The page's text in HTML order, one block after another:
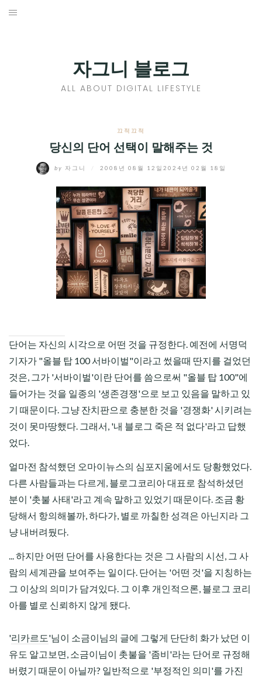
Skip
자그니 블로그
ALL ABOUT DIGITAL LIFESTYLE
끄적끄적
당신의 단어 선택이 말해주는 것
by 자그니 2008년 08월 12일 2024년 02월 18일
단어는 자신의 시각으로 어떤 것을 규정한다. 예전에 서명덕
기자가 "올블 탑 100 서바이벌"이라고 썼을때 딴지를 걸었던
것은, 그가 '서바이벌'이란 단어를 씀으로써 "올블 탑 100"에
들어가는 것을 일종의 '생존경쟁'으로 보고 있음을 말하고 있
기 때문이다. 그냥 잔치판으로 충분한 것을 '경쟁화' 시키려는
것이 못마땅했다. 그래서, '내 블로그 죽은 적 없다'라고 답했
었다.
얼마전 참석했던 오마이뉴스의 심포지움에서도 당황했었다.
다른 사람들과는 다르게, 블로그코리아 대표로 참석하셨던
분이 '촛불 사태'라고 계속 말하고 있었기 때문이다. 조금 황
당해서 항의해볼까, 하다가, 별로 까칠한 성격은 아닌지라 그
냥 내버려뒀다.
... 하지만 어떤 단어를 사용한다는 것은 그 사람의 시선, 그 사
람의 세계관을 보여주는 일이다. 단어는 '어떤 것'을 지칭하는
그 이상의 의미가 담겨있다. 그 이후 개인적으론, 블로그 코리
아를 별로 신뢰하지 않게 됐다.
'리카르도'님이 소금이님의 글에 그렇게 단단히 화가 났던 이
유도 알고보면, 소금이님이 촛불을 '좀비'라는 단어로 규정해
버렸기 때문이 아닐까? 일반적으로 '부정적인 의미'를 가진
CHILD
MENU
디지털트렌드
디지털라이프
CHILD
MENU
EXPAND
CHILD
MENU
EXPAND
CHILD
MENU